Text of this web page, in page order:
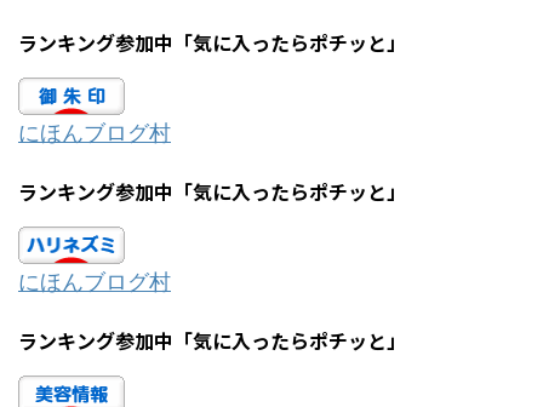
ランキング参加中「気に入ったらポチッと」
にほんブログ村
ランキング参加中「気に入ったらポチッと」
にほんブログ村
ランキング参加中「気に入ったらポチッと」